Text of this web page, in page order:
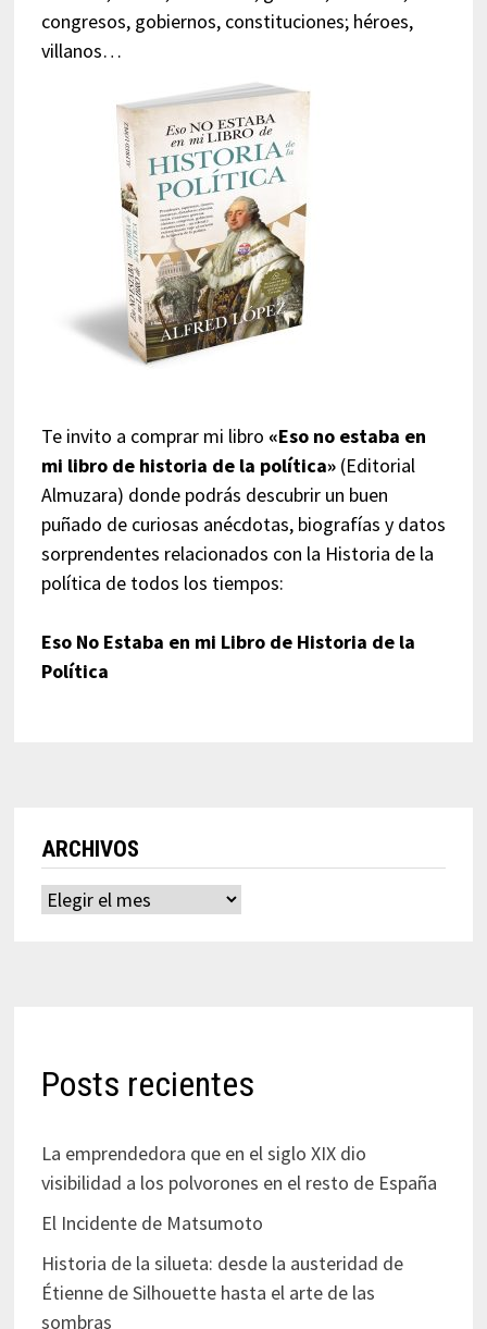
congresos, gobiernos, constituciones; héroes,
villanos…
Te invito a comprar mi libro «Eso no estaba en
mi libro de historia de la política»(Editorial
Almuzara) donde podrás descubrir un buen
puñado de curiosas anécdotas, biografías y datos
sorprendentes relacionados con la Historia de la
política de todos los tiempos:
Eso No Estaba en mi Libro de Historia de la
Política
ARCHIVOS
Archivos
Posts recientes
La emprendedora que en el siglo XIX dio
visibilidad a los polvorones en el resto de España
El Incidente de Matsumoto
Historia de la silueta: desde la austeridad de
Étienne de Silhouette hasta el arte de las
sombras